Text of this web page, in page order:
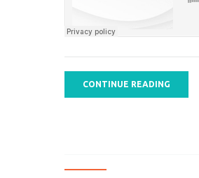
CONTINUE READING